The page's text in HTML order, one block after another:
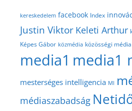
kereskedelem facebook Index
Justin Viktor Keleti Arthur
Képes Gábor közmédia közösségi média
media1 media1
mesterséges intelligencia MI
médiaszabadság